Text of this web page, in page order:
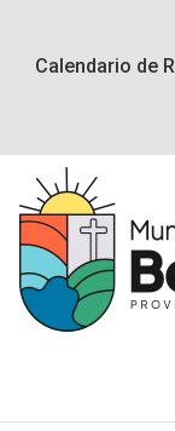
Calendario de